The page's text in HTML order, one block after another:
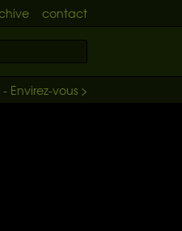
contact
Envirez-vous >